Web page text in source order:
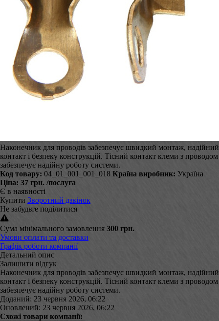
Наконечник для проводів забезпечує швидкий монтаж, надійний
контакт і безпеку конструкцій. Тісний контакт клеми з проводом
забезпечує надійну роботу системи.
Код товару: 04_01_001_001_018 Країна виробник: Україна
Ціна: 37 грн. /послуга
Є в наявності
Купити Зворотний дзвінок
Не забудьте поділитися
Сума мінімального замовлення 300 грн.
Умови оплати та доставки
Графік роботи компанії
Детальний опис
Залишити відгук
Наконечник для проводів забезпечує швидкий монтаж, надійний
контакт і безпеку конструкцій. Тісний контакт клеми з проводом
забезпечує надійну роботу системи.
Доданий: 23 червня 2026, 06:22
Оновлений: 23 червня 2026, 06:22
Схожі товари компанії: